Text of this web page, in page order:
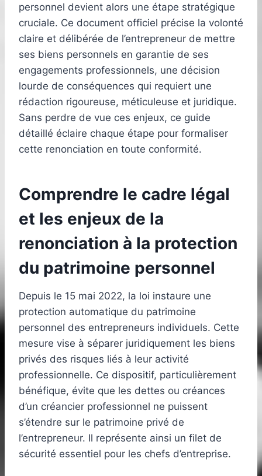
personnel devient alors une étape stratégique
cruciale. Ce document officiel précise la volonté
claire et délibérée de l’entrepreneur de mettre
ses biens personnels en garantie de ses
engagements professionnels, une décision
lourde de conséquences qui requiert une
rédaction rigoureuse, méticuleuse et juridique.
Sans perdre de vue ces enjeux, ce guide
détaillé éclaire chaque étape pour formaliser
cette renonciation en toute conformité.
Comprendre le cadre légal
et les enjeux de la
renonciation à la protection
du patrimoine personnel
Depuis le 15 mai 2022, la loi instaure une
protection automatique du patrimoine
personnel des entrepreneurs individuels. Cette
mesure vise à séparer juridiquement les biens
privés des risques liés à leur activité
professionnelle. Ce dispositif, particulièrement
bénéfique, évite que les dettes ou créances
d’un créancier professionnel ne puissent
s’étendre sur le patrimoine privé de
l’entrepreneur. Il représente ainsi un filet de
sécurité essentiel pour les chefs d’entreprise.